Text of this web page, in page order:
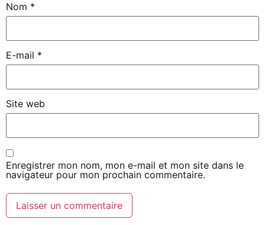
Nom *
E-mail *
Site web
Enregistrer mon nom, mon e-mail et mon site dans le
navigateur pour mon prochain commentaire.